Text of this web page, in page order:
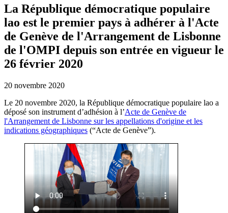
La République démocratique populaire
lao est le premier pays à adhérer à l'Acte
de Genève de l'Arrangement de Lisbonne
de l'OMPI depuis son entrée en vigueur le
26 février 2020
20 novembre 2020
Le 20 novembre 2020, la République démocratique populaire lao a
déposé son instrument d’adhésion à l’Acte de Genève de
l'Arrangement de Lisbonne sur les appellations d'origine et les
indications géographiques (“Acte de Genève”).